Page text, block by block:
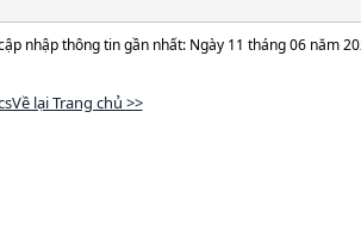
nhập thông tin gần nhất: Ngày 11 tháng 06 năm
lại Trang chủ >>